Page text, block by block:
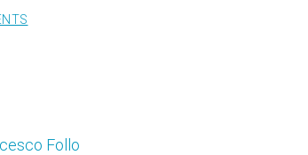
Follo